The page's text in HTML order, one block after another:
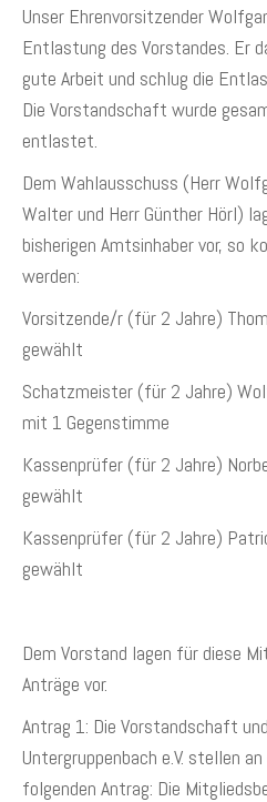
Unser Ehrenvorsitzender
Entlastung des Vorstandes. Er
gute Arbeit und schlug die
Die Vorstandschaft wurde
entlastet.
Dem Wahlausschuss (Herr
Walter und Herr Günther Hörl)
bisherigen Amtsinhaber vor, so
werden:
Vorsitzende/r (für 2 Jahre)
gewählt
Schatzmeister (für 2 Jahre)
mit 1 Gegenstimme
Kassenprüfer (für 2 Jahre)
gewählt
Kassenprüfer (für 2 Jahre)
gewählt
Dem Vorstand lagen für diese
Anträge vor.
Antrag 1: Die Vorstandschaft
Untergruppenbach e.V. stellen
folgenden Antrag: Die